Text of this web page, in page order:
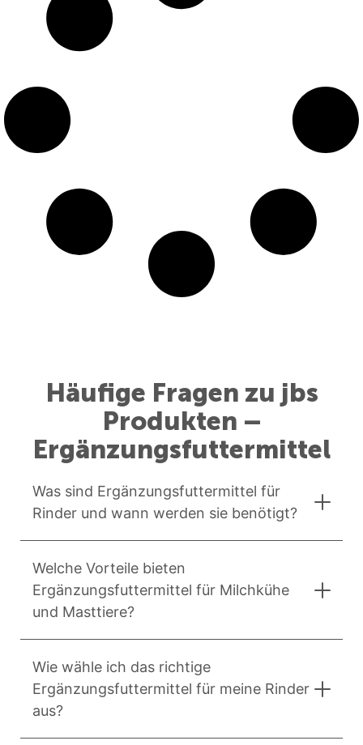
Häufige Fragen zu jbs
Produkten –
Ergänzungsfuttermittel
Was sind Ergänzungsfuttermittel für
Rinder und wann werden sie benötigt?
Welche Vorteile bieten
Ergänzungsfuttermittel für Milchkühe
und Masttiere?
Wie wähle ich das richtige
Ergänzungsfuttermittel für meine Rinder
aus?